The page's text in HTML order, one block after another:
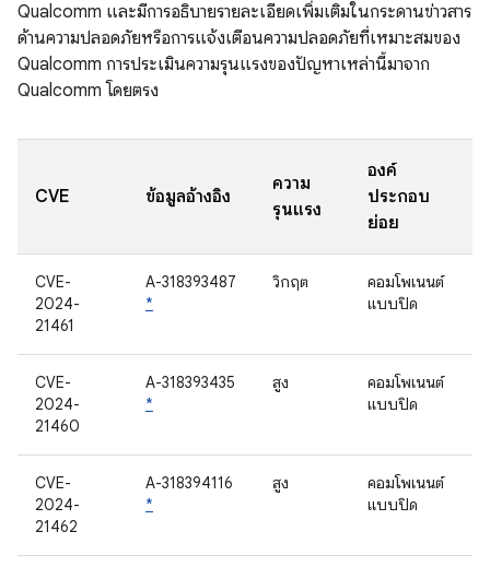
Qualcomm และมีการอธิบายรายละเอียดเพิ่มเติมในกระดานข่าวสาร
ด้านความปลอดภัยหรือการแจ้งเตือนความปลอดภัยที่เหมาะสมของ
Qualcomm การประเมินความรุนแรงของปัญหาเหล่านี้มาจาก
Qualcomm โดยตรง
CVE ข้อมูลอ้างอิง
ความ
รุนแรง
องค์
ประกอบ
ย่อย
CVE-
2024-
21461
A-318393487
*
วิกฤต
คอมโพเนนต์
แบบปิด
CVE-
2024-
21460
A-318393435
*
สูง
คอมโพเนนต์
แบบปิด
CVE-
2024-
21462
A-318394116
*
สูง
คอมโพเนนต์
แบบปิด